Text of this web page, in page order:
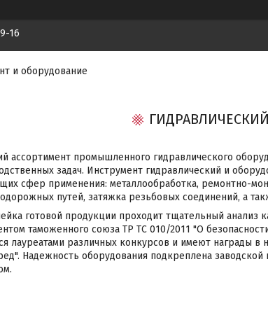
16
и оборудование
ассортимент промышленного гидравлического
задач. Инструмент гидравлический и
сфер применения: металлообработка, ремонтно-
путей, затяжка резьбовых соединений, а
готовой продукции проходит тщательный анализ
таможенного союза ТР ТС 010/2011 "О
лауреатами различных конкурсов и имеют награды в
Надежность оборудования подкреплена